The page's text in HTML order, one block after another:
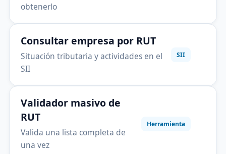
obtenerlo
Consultar empresa por RUT
Situación tributaria y actividades en el
SII
SII
Validador masivo de
RUT
Valida una lista completa de
una vez
Herramienta